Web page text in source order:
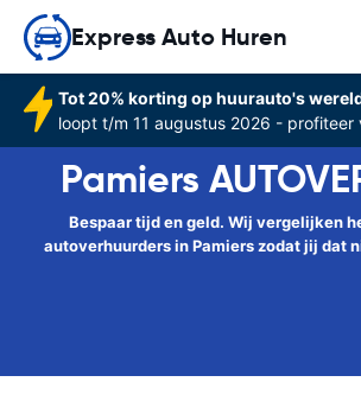
Express Auto Huren
Tot 20% korting op huurauto's
loopt t/m 11 augustus 2026 - profiteer
Pamiers
Bespaar tijd en geld. Wij vergelijken
autoverhuurders in Pamiers zodat jij dat